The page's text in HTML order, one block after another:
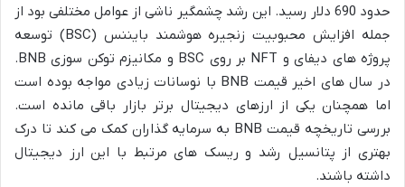
حدود 690 دلار رسید. این رشد چشمگیر ناشی از عوامل مختلفی بود از
جمله افزایش محبوبیت زنجیره هوشمند بایننس (BSC) توسعه
پروژه های دیفای و NFT بر روی BSC و مکانیزم توکن سوزی BNB.
در سال های اخیر قیمت BNB با نوسانات زیادی مواجه بوده است
اما همچنان یکی از ارزهای دیجیتال برتر بازار باقی مانده است.
بررسی تاریخچه قیمت BNB به سرمایه گذاران کمک می کند تا درک
بهتری از پتانسیل رشد و ریسک های مرتبط با این ارز دیجیتال
داشته باشند.